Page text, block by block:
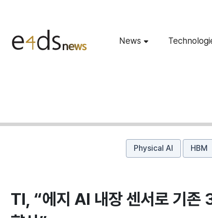
News
Physical AI HBM
TI, “에지 AI 내장 센서로 기존